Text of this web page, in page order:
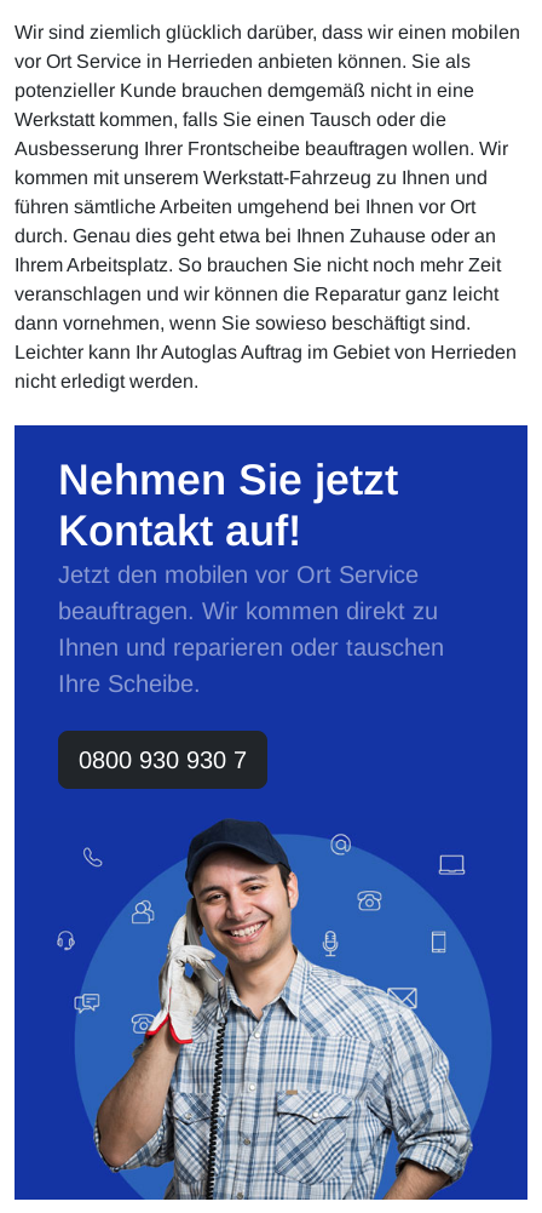
Wir sind ziemlich glücklich darüber, dass wir einen mobilen
vor Ort Service in Herrieden anbieten können. Sie als
potenzieller Kunde brauchen demgemäß nicht in eine
Werkstatt kommen, falls Sie einen Tausch oder die
Ausbesserung Ihrer Frontscheibe beauftragen wollen. Wir
kommen mit unserem Werkstatt-Fahrzeug zu Ihnen und
führen sämtliche Arbeiten umgehend bei Ihnen vor Ort
durch. Genau dies geht etwa bei Ihnen Zuhause oder an
Ihrem Arbeitsplatz. So brauchen Sie nicht noch mehr Zeit
veranschlagen und wir können die Reparatur ganz leicht
dann vornehmen, wenn Sie sowieso beschäftigt sind.
Leichter kann Ihr Autoglas Auftrag im Gebiet von Herrieden
nicht erledigt werden.
Nehmen Sie jetzt
Kontakt auf!
Jetzt den mobilen vor Ort Service
beauftragen. Wir kommen direkt zu
Ihnen und reparieren oder tauschen
Ihre Scheibe.
0800 930 930 7